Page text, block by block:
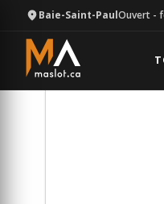
Baie-Saint-PaulOuvert -
Équipement